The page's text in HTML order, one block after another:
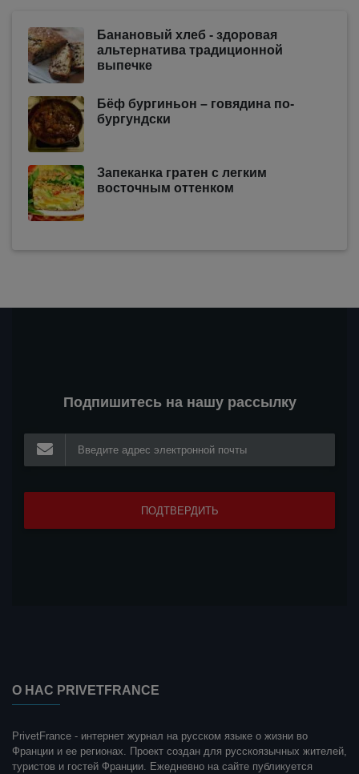
Банановый хлеб - здоровая
альтернатива традиционной
выпечке
Бёф бургиньон – говядина по-
бургундски
Запеканка гратен с легким
восточным оттенком
Подпишитесь на нашу рассылку
О НАС PRIVETFRANCE
PrivetFrance - интернет журнал на русском языке о жизни во
Франции и ее регионах. Проект создан для русскоязычных жителей,
туристов и гостей Франции. Ежедневно на сайте публикуется